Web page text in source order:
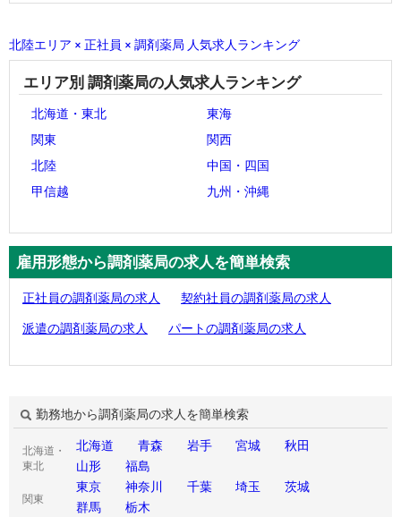
北陸エリア × 正社員 × 調剤薬局 人気求人ランキング
エリア別 調剤薬局の人気求人ランキング
北海道・東北
関東
北陸
甲信越
東海
関西
中国・四国
九州・沖縄
雇用形態から調剤薬局の求人を簡単検索
正社員の調剤薬局の求人 契約社員の調剤薬局の求人
派遣の調剤薬局の求人 パートの調剤薬局の求人
勤務地から調剤薬局の求人を簡単検索
北海道・
東北
北海道 青森 岩手 宮城
秋田
山形
福島
関東
東京 神奈川 千葉 埼玉
茨城
群馬
栃木